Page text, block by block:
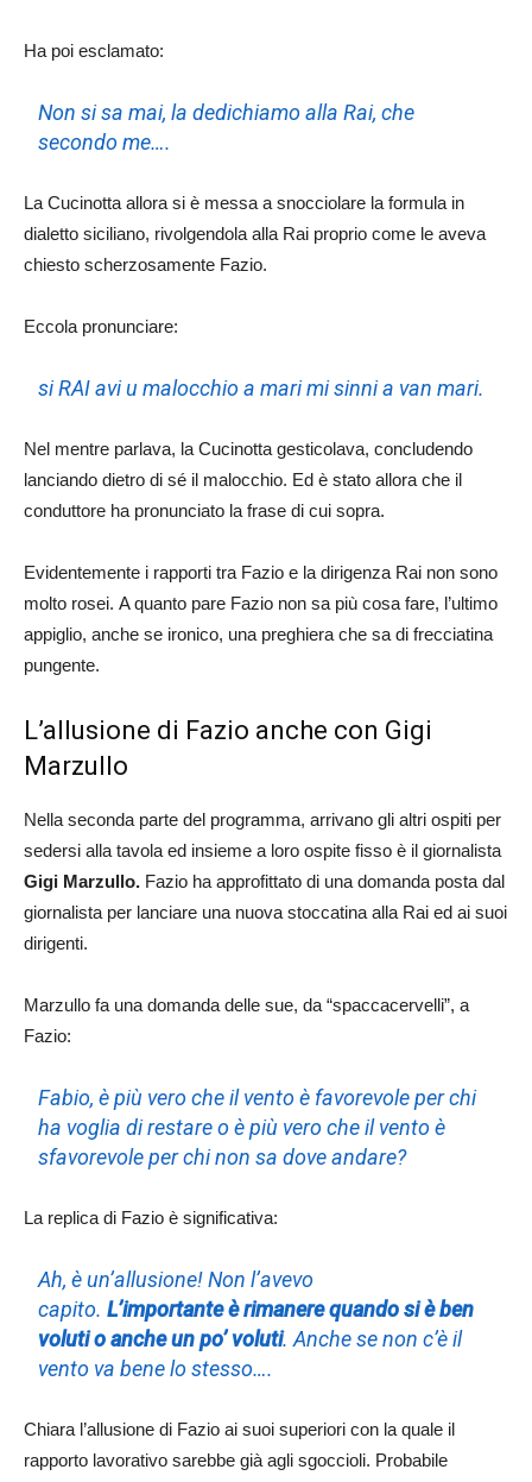
Ha poi esclamato:
Non si sa mai, la dedichiamo alla Rai, che
secondo me….
La Cucinotta allora si è messa a snocciolare la formula in
dialetto siciliano, rivolgendola alla Rai proprio come le aveva
chiesto scherzosamente Fazio.
Eccola pronunciare:
si RAI avi u malocchio a mari mi sinni a van mari.
Nel mentre parlava, la Cucinotta gesticolava, concludendo
lanciando dietro di sé il malocchio. Ed è stato allora che il
conduttore ha pronunciato la frase di cui sopra.
Evidentemente i rapporti tra Fazio e la dirigenza Rai non sono
molto rosei. A quanto pare Fazio non sa più cosa fare, l’ultimo
appiglio, anche se ironico, una preghiera che sa di frecciatina
pungente.
L’allusione di Fazio anche con Gigi
Marzullo
Nella seconda parte del programma, arrivano gli altri ospiti per
sedersi alla tavola ed insieme a loro ospite fisso è il giornalista
Gigi Marzullo. Fazio ha approfittato di una domanda posta dal
giornalista per lanciare una nuova stoccatina alla Rai ed ai suoi
dirigenti.
Marzullo fa una domanda delle sue, da “spaccacervelli”, a
Fazio:
Fabio, è più vero che il vento è favorevole per chi
ha voglia di restare o è più vero che il vento è
sfavorevole per chi non sa dove andare?
La replica di Fazio è significativa:
Ah, è un’allusione! Non l’avevo
capito.L’importante è rimanere quando si è ben
voluti o anche un po’ voluti. Anche se non c’è il
vento va bene lo stesso….
Chiara l’allusione di Fazio ai suoi superiori con la quale il
rapporto lavorativo sarebbe già agli sgoccioli. Probabile